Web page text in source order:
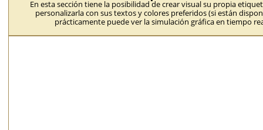
En esta sección tiene la posibilidad de crear visual su propia
personalizarla con sus textos y colores preferidos (si están
prácticamente puede ver la simulación gráfica en tiempo